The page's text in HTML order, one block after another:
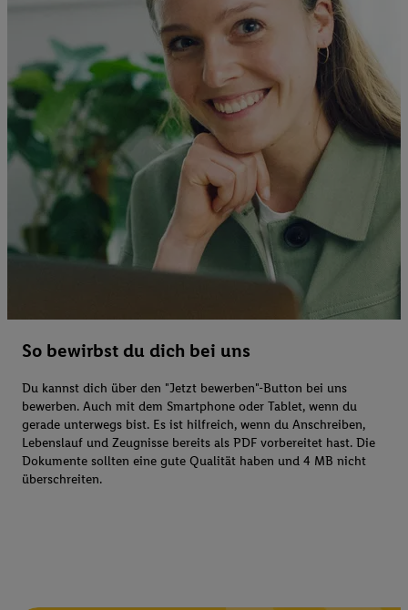
So bewirbst du dich bei uns
Du kannst dich über den "Jetzt bewerben"-Button bei uns
bewerben. Auch mit dem Smartphone oder Tablet, wenn du
gerade unterwegs bist. Es ist hilfreich, wenn du Anschreiben,
Lebenslauf und Zeugnisse bereits als PDF vorbereitet hast. Die
Dokumente sollten eine gute Qualität haben und 4 MB nicht
überschreiten.